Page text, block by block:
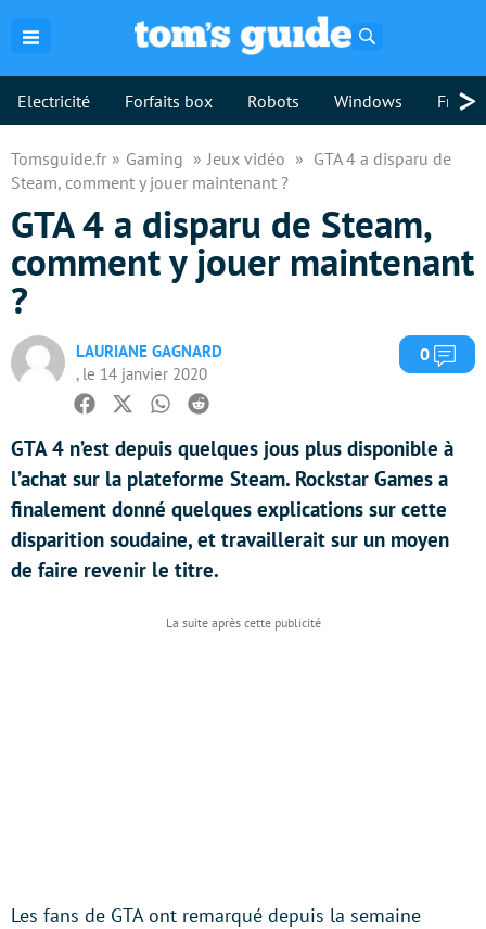
Electricité Forfaits box Robots Windows >
Tomsguide.fr Gaming Jeux vidéo
GTA 4 a disparu de
Steam, comment y jouer maintenant ?
GTA 4 a disparu de Steam,
comment y jouer maintenant
?
LAURIANE GAGNARD
, le 14 janvier 2020
0
Facebook
TwitterWhatsapp
Reddit
GTA 4 n’est depuis quelques jous plus disponible à
l’achat sur la plateforme Steam. Rockstar Games a
finalement donné quelques explications sur cette
disparition soudaine, et travaillerait sur un moyen
de faire revenir le titre.
Les fans de GTA ont remarqué depuis la semaine